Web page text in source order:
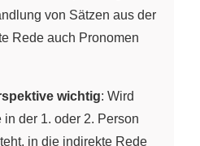
von Sätzen aus der
Rede auch Pronomen
wichtig: Wird
der 1. oder 2. Person
in die indirekte Rede